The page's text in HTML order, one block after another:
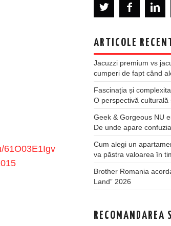
61O03E1Igv
ARTICOLE
Jacuzzi premium vs
cumperi de fapt când
Fascinația și
O perspectivă culturală
Geek & Gorgeous NU
De unde apare
Cum alegi un
va păstra valoarea în
Brother Romania
Land” 2026
RECOMANDAREA